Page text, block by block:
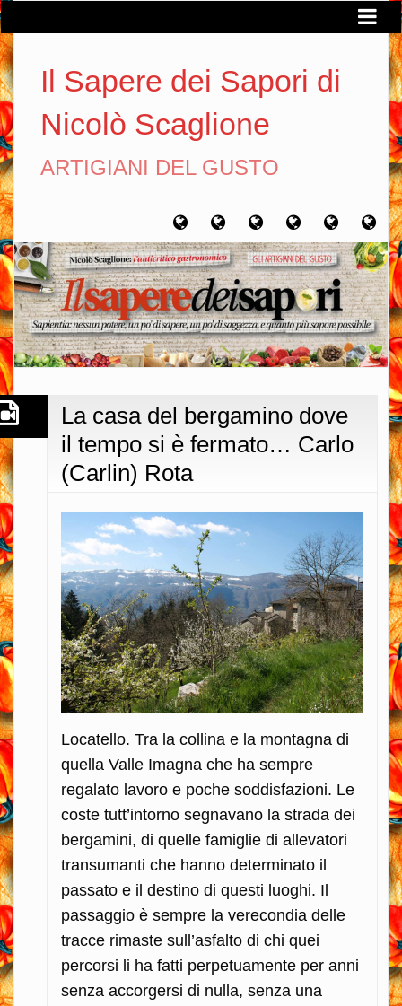
Il Sapere dei Sapori di
Nicolò Scaglione
ARTIGIANI DEL GUSTO
Home Chi
sono
Artigiani
del
gusto
Viaggi
del
gusto
Filosofia
del
gusto
La casa del bergamino dove
il tempo si è fermato… Carlo
(Carlin) Rota
Locatello. Tra la collina e la montagna di
quella Valle Imagna che ha sempre
regalato lavoro e poche soddisfazioni. Le
coste tutt’intorno segnavano la strada dei
bergamini, di quelle famiglie di allevatori
transumanti che hanno determinato il
passato e il destino di questi luoghi. Il
passaggio è sempre la verecondia delle
tracce rimaste sull’asfalto di chi quei
percorsi li ha fatti perpetuamente per anni
senza accorgersi di nulla, senza una